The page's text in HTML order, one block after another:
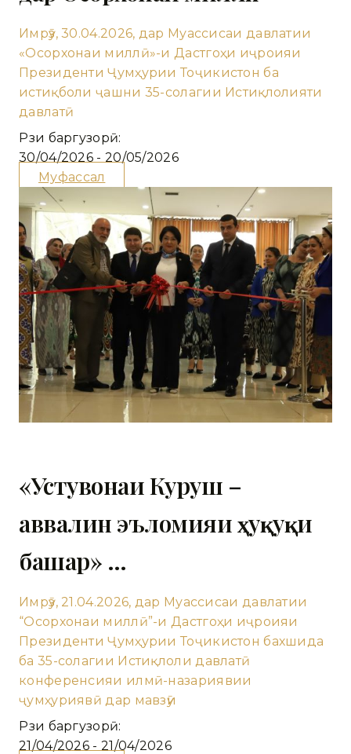
Имрӯз, 30.04.2026, дар Муассисаи давлатии
«Осорхонаи миллӣ»-и Дастгоҳи иҷроияи
Президенти Ҷумҳурии Тоҷикистон ба
истиқболи ҷашни 35-солагии Истиқлолияти
давлатӣ
Рӯзи баргузорӣ:
30/04/2026 - 20/05/2026
Муфассал
«Устувонаи Куруш –
аввалин эъломияи ҳуқуқи
башар» …
Имрӯз, 21.04.2026, дар Муассисаи давлатии
“Осорхонаи миллӣ”-и Дастгоҳи иҷроияи
Президенти Ҷумҳурии Тоҷикистон бахшида
ба 35-солагии Истиқлоли давлатӣ
конференсияи илмӣ-назариявии
ҷумҳуриявӣ дар мавзӯи
Рӯзи баргузорӣ:
21/04/2026 - 21/04/2026